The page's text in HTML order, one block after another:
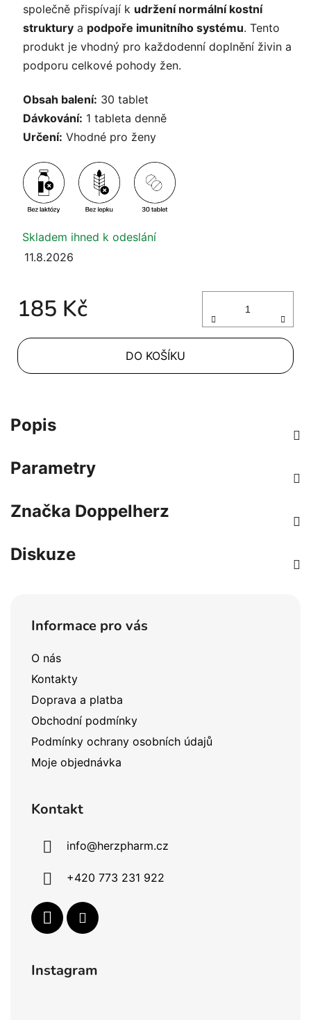
společně přispívají k udržení normální kostní
struktury a podpoře imunitního systému. Tento
produkt je vhodný pro každodenní doplnění živin a
podporu celkové pohody žen.
Obsah balení: 30 tablet
Dávkování: 1 tableta denně
Určení: Vhodné pro ženy
Skladem ihned k odeslání
11.8.2026
185 Kč
DO KOŠÍKU
Popis
Parametry
Značka Doppelherz
Diskuze
Informace pro vás
O nás
Kontakty
Doprava a platba
Obchodní podmínky
Podmínky ochrany osobních údajů
Moje objednávka
Kontakt
info@herzpharm.cz
+420 773 231 922
Instagram